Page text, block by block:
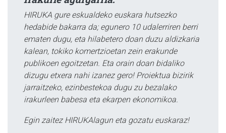
HIRUKA gure eskualdeko euskara hutsezko
hedabide bakarra da; egunero 10 udalerriren berri
ematen dugu, eta hilabetero doan duzu aldizkaria
kalean, tokiko komertzioetan zein erakunde
publikoen egoitzetan. Eta orain doan bidaliko
dizugu etxera nahi izanez gero! Proiektua bizirik
jarraitzeko, ezinbestekoa dugu zu bezalako
irakurleen babesa eta ekarpen ekonomikoa.
Egin zaitez HIRUKAlagun eta gozatu euskaraz!